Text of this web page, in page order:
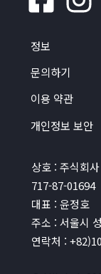
정보
문의하기
이용 약관
개인정보 보안
상호 : 주식회
717-87-01694
대표 : 윤정호
주소 : 서울시
연락처 :